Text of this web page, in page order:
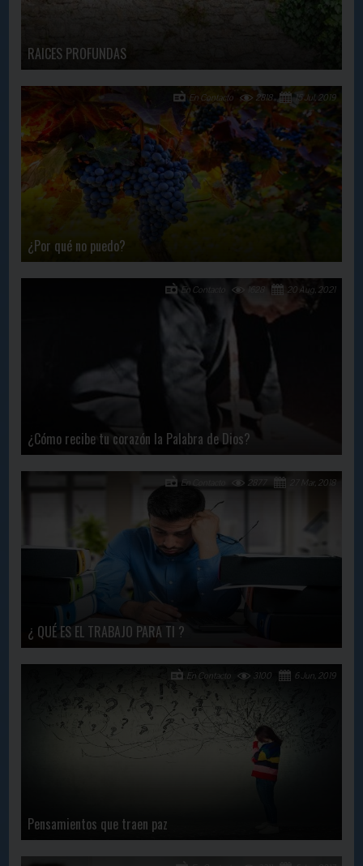
RAICES PROFUNDAS
¿Por qué no puedo?
15 Jul, 2019
2818
En Contacto
¿Cómo recibe tu corazón la Palabra de Dios?
20 Aug, 2021
1628
En Contacto
¿ QUÉ ES EL TRABAJO PARA TI ?
27 Mar, 2018
2877
En Contacto
Pensamientos que traen paz
6 Jun, 2019
3100
En Contacto